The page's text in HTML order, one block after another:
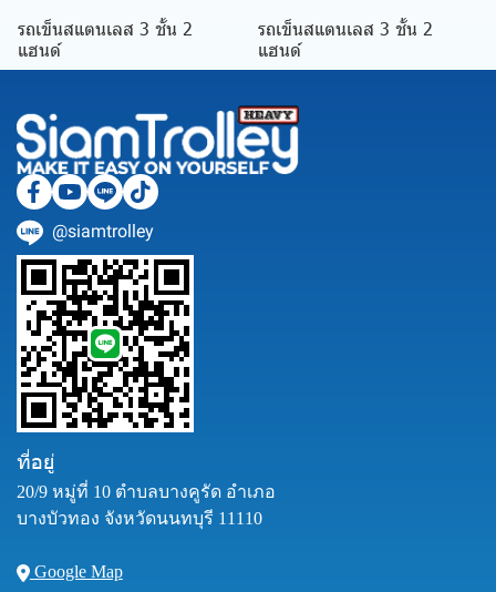
รถเข็นสแตนเลส 3 ชั้น 2
แฮนด์
รถเข็นสแตนเลส 3 ชั้น 2
แฮนด์
@siamtrolley
ที่อยู่
20/9 หมู่ที่ 10 ตำบลบางคูรัด อำเภอ
บางบัวทอง จังหวัดนนทบุรี 11110
Google Map